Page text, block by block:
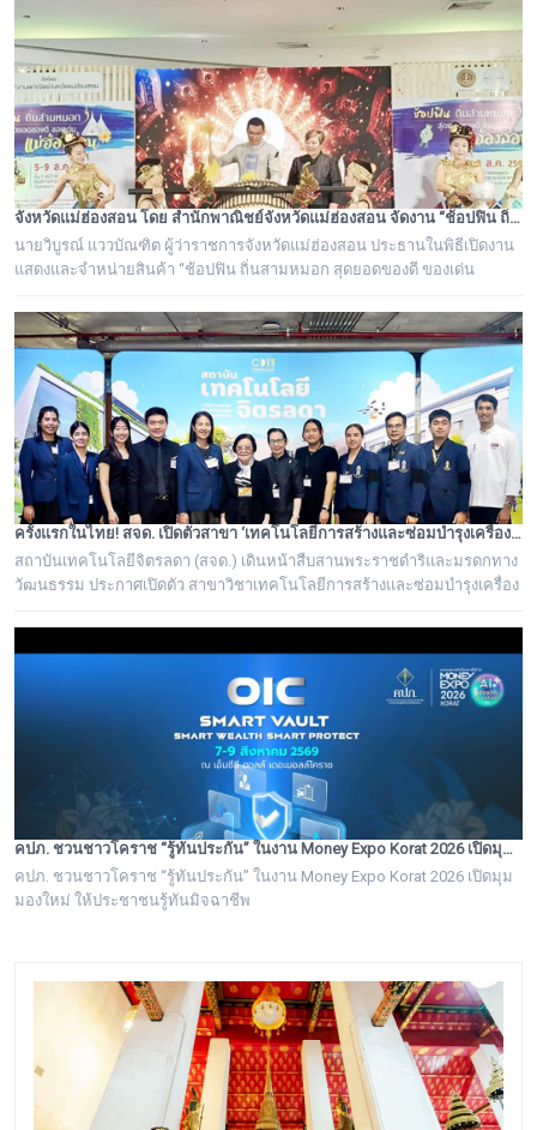
จังหวัดแม่ฮ่องสอน โดย สำนักพาณิชย์จังหวัดแม่ฮ่องสอน จัดงาน “ช้อปฟิน ถิ่นสามหมอก สุดยอดของดี ของเด่น แม่ฮ่องสอน”
นายวิบูรณ์ แววบัณฑิต ผู้ว่าราชการจังหวัดแม่ฮ่องสอน ประธานในพิธีเปิดงาน
แสดงและจำหน่ายสินค้า “ช้อปฟิน ถิ่นสามหมอก สุดยอดของดี ของเด่น
ครั้งแรกในไทย! สจด. เปิดตัวสาขา ‘เทคโนโลยีการสร้างและซ่อมบำรุงเครื่องดนตรีไทย’ ถอดรหัสภูมิปัญญาปราชญ์ชาวบ้าน ยกระดับช่างดนตรีไทยสู่มืออาชีพ
สถาบันเทคโนโลยีจิตรลดา (สจด.) เดินหน้าสืบสานพระราชดำริและมรดกทาง
วัฒนธรรม ประกาศเปิดตัว สาขาวิชาเทคโนโลยีการสร้างและซ่อมบำรุงเครื่อง
"องค์ความรู้และศาสตร์จากปราชญ์ชาวบ้าน" เข้ากับระบบการเรียนการสอน
มาตรฐานวิชาชีพ มุ่งแก้ปัญหาการขาดแคลนช่างผู้เชี่ยวชาญ
คปภ. ชวนชาวโคราช “รู้ทันประกัน” ในงาน Money Expo Korat 2026 เปิดมุมมองใหม่ ให้ประชาชนรู้ทันมิจฉาชีพ
คปภ. ชวนชาวโคราช “รู้ทันประกัน” ในงาน Money Expo Korat 2026 เปิดมุม
มองใหม่ ให้ประชาชนรู้ทันมิจฉาชีพ